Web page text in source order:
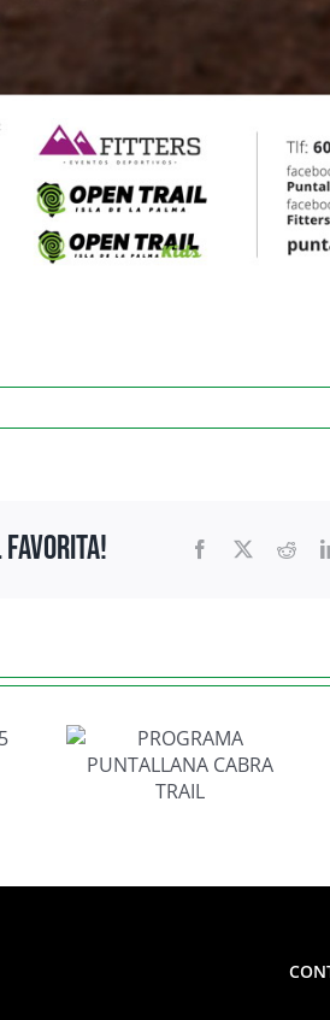
favorita! Facebook
X
Tabla de
clasificación de
la XIII